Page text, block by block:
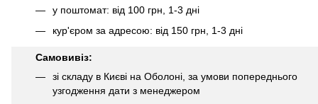
у поштомат: від 100 грн, 1-3 дні
кур'єром за адресою: від 150 грн, 1-3 дні
Самовивіз:
зі складу в Києві на Оболоні, за умови попереднього
узгодження дати з менеджером